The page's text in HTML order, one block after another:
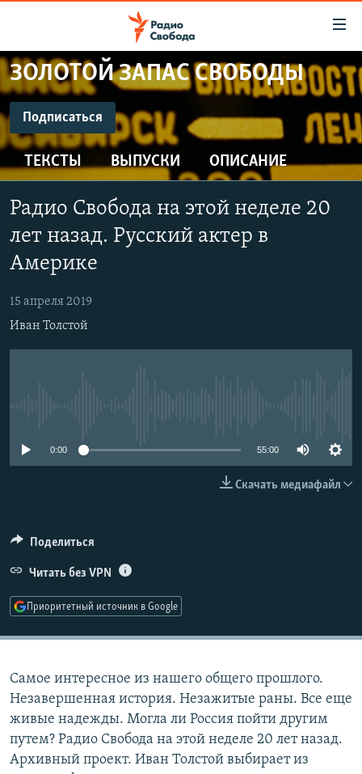
упрощенного
доступа
Вернуться
к
основному
содержанию
Вернутся
главной
навигации
поиску
ПРОГРАММЫ
ПОДКАСТЫ
АВТОРСКИЕ ПРОЕКТЫ
ЦИТАТЫ СВОБОДЫ
МНЕНИЯ
КУЛЬТУРА
IDEL.РЕАЛИИ
СЕВЕР.РЕАЛИИ
СИБИРЬ.РЕАЛИИ
СОЦИАЛЬНЫЕ СЕТИ
ЗОЛОТОЙ ЗАПАС СВОБОДЫ
Подписаться
ПОДПИСАТЬСЯ
Подписаться
ТЕКСТЫ ВЫПУСКИ ОПИСАНИЕ
Радио Свобода на этой неделе 20
лет назад. Русский актер в
Америке
15 апреля 2019
Иван Толстой
0:00 55:00
Скачать медиафайл
Поделиться
Читать без VPN
Приоритетный источник в Google
Самое интересное из нашего общего прошлого.
Незавершенная история. Незажитые раны. Все еще
живые надежды. Могла ли Россия пойти другим
путем? Радио Свобода на этой неделе 20 лет назад.
Архивный проект. Иван Толстой выбирает из